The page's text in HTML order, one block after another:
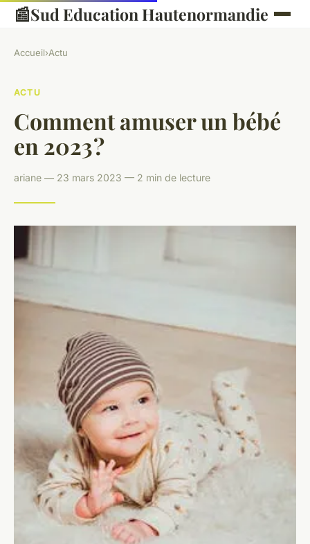
📰Sud Education Hautenormandie
Accueil›Actu
ACTU
Comment amuser un bébé
en 2023 ?
ariane — 23 mars 2023 — 2 min de lecture